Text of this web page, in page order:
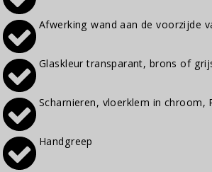
Afwerking wand aan de voorzijde
Glaskleur transparant, brons of
Scharnieren, vloerklem in chroom,
Handgreep